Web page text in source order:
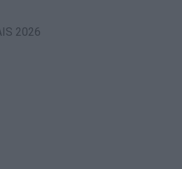
2026